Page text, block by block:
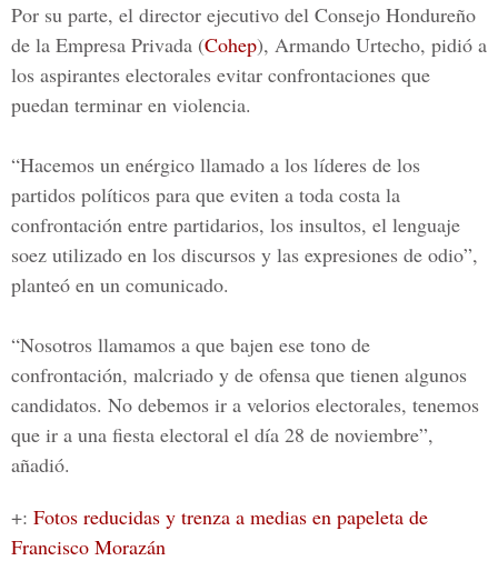
Por su parte, el director ejecutivo del Consejo Hondureño
de la Empresa Privada (Cohep), Armando Urtecho, pidió a
los aspirantes electorales evitar confrontaciones que
puedan terminar en violencia.
“Hacemos un enérgico llamado a los líderes de los
partidos políticos para que eviten a toda costa la
confrontación entre partidarios, los insultos, el lenguaje
soez utilizado en los discursos y las expresiones de odio”,
planteó en un comunicado.
“Nosotros llamamos a que bajen ese tono de
confrontación, malcriado y de ofensa que tienen algunos
candidatos. No debemos ir a velorios electorales, tenemos
que ir a una fiesta electoral el día 28 de noviembre”,
añadió.
+: Fotos reducidas y trenza a medias en papeleta de
Francisco Morazán